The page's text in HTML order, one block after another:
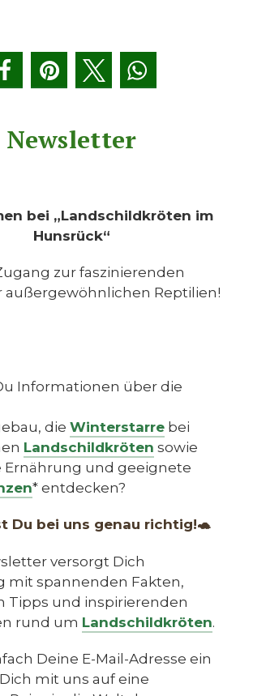
Newsletter
bei „Landschildkröten im
Hunsrück“
zur faszinierenden
außergewöhnlichen Reptilien!
Informationen über die
die Winterstarre bei
Landschildkröten sowie
Ernährung und geeignete
* entdecken?
Du bei uns genau richtig!🐢
versorgt Dich
mit spannenden Fakten,
Tipps und inspirierenden
rund um Landschildkröten.
Deine E-Mail-Adresse ein
mit uns auf eine